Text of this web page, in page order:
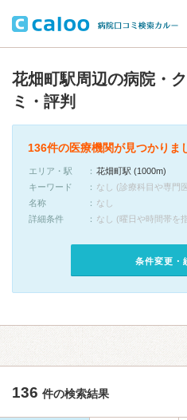
花畑町駅周辺の病院・
ミ・評判
136件の医療機関が見つかりま
エリア・駅
花畑町駅 (1000m)
キーワード
なし (診療科目や専門
名称
なし
詳細条件
なし (曜日や時間帯を
条件変更・
136 件の検索結果